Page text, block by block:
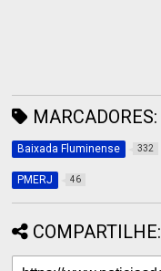
MARCADORES:
Baixada Fluminense 332
PMERJ 46
COMPARTILHE: